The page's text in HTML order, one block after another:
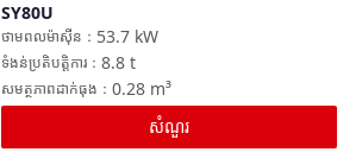
SY80U
53.7 kW
ថាមពលម៉ាស៊ីន ：
8.8 t
ទំងន់ប្រតិបត្តិការ ：
0.28 m³
សមត្ថភាពដាក់ធុង ：
សំណួរ